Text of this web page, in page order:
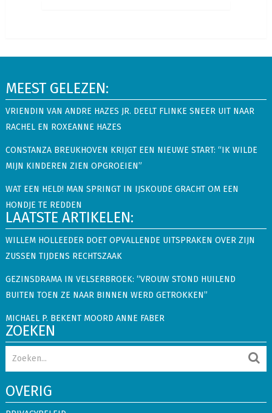
MEEST GELEZEN:
VRIENDIN VAN ANDRE HAZES JR. DEELT FLINKE SNEER UIT NAAR
RACHEL EN ROXEANNE HAZES
CONSTANZA BREUKHOVEN KRIJGT EEN NIEUWE START: “IK WILDE
MIJN KINDEREN ZIEN OPGROEIEN”
WAT EEN HELD! MAN SPRINGT IN IJSKOUDE GRACHT OM EEN
HONDJE TE REDDEN
LAATSTE ARTIKELEN:
WILLEM HOLLEEDER DOET OPVALLENDE UITSPRAKEN OVER ZIJN
ZUSSEN TIJDENS RECHTSZAAK
GEZINSDRAMA IN VELSERBROEK: “VROUW STOND HUILEND
BUITEN TOEN ZE NAAR BINNEN WERD GETROKKEN”
MICHAEL P. BEKENT MOORD ANNE FABER
ZOEKEN
OVERIG